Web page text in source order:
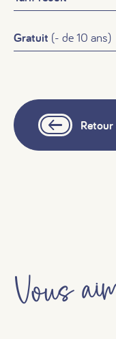
Gratuit (- de 10 ans)
Vous